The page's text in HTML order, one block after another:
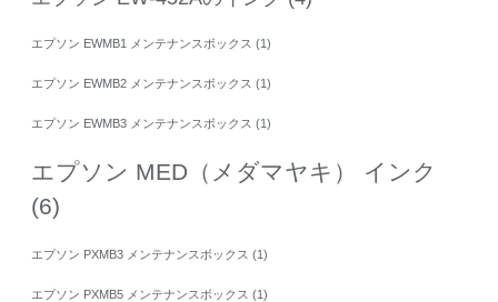
エプソン EWMB1 メンテナンスボックス (1)
エプソン EWMB2 メンテナンスボックス (1)
エプソン EWMB3 メンテナンスボックス (1)
エプソン MED（メダマヤキ） インク
(6)
エプソン PXMB3 メンテナンスボックス (1)
エプソン PXMB5 メンテナンスボックス (1)